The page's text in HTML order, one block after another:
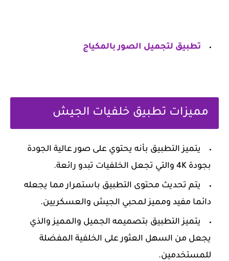
تطبيق لتجميل الصور بالمكياج
مميزات تطبيق خلفيات الجيش
يتميز التطبيق بأنه يحتوي على صور عالية الجودة
بجودة 4K والتي تجعل الخلفيات تبدو رائعة.
يتم تحديث محتوى التطبيق باستمرار مما يجعله
دائما مفيد ومميز لمحبي الجيش والعسكريين.
يتميز التطبيق بتصميمه الجميل والمميز والذي
يجعل من السهل العثور على الخلفية المفضلة
للمستخدمين.